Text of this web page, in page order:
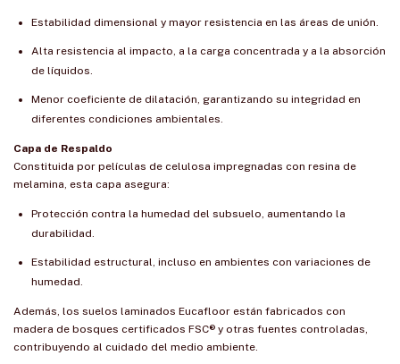
Estabilidad dimensional y mayor resistencia en las áreas de unión.
Alta resistencia al impacto, a la carga concentrada y a la absorción
de líquidos.
Menor coeficiente de dilatación, garantizando su integridad en
diferentes condiciones ambientales.
Capa de Respaldo
Constituida por películas de celulosa impregnadas con resina de
melamina, esta capa asegura:
Protección contra la humedad del subsuelo, aumentando la
durabilidad.
Estabilidad estructural, incluso en ambientes con variaciones de
humedad.
Además, los suelos laminados Eucafloor están fabricados con
madera de bosques certificados FSC® y otras fuentes controladas,
contribuyendo al cuidado del medio ambiente.